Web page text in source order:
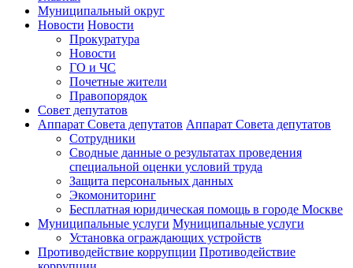
Муниципальный округ
Новости Новости
Прокуратура
Новости
ГО и ЧС
Почетные жители
Правопорядок
Совет депутатов
Аппарат Совета депутатов Аппарат Совета депутатов
Сотрудники
Сводные данные о результатах проведения
специальной оценки условий труда
Защита персональных данных
Экомониторинг
Бесплатная юридическая помощь в городе Москве
Муниципальные услуги Муниципальные услуги
Установка ограждающих устройств
Противодействие коррупции Противодействие